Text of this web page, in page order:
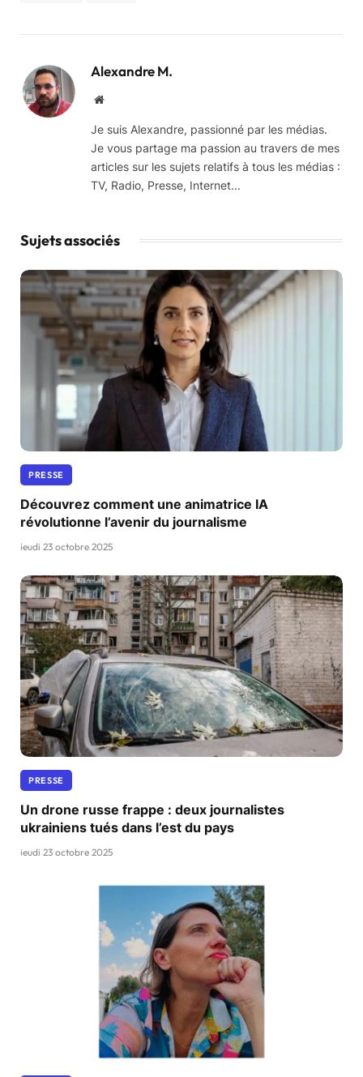
Alexandre M.
Website
Je suis Alexandre, passionné par les médias.
Je vous partage ma passion au travers de mes
articles sur les sujets relatifs à tous les médias :
TV, Radio, Presse, Internet...
Sujets associés
PRESSE
Découvrez comment une animatrice IA
révolutionne l’avenir du journalisme
jeudi 23 octobre 2025
PRESSE
Un drone russe frappe : deux journalistes
ukrainiens tués dans l’est du pays
jeudi 23 octobre 2025